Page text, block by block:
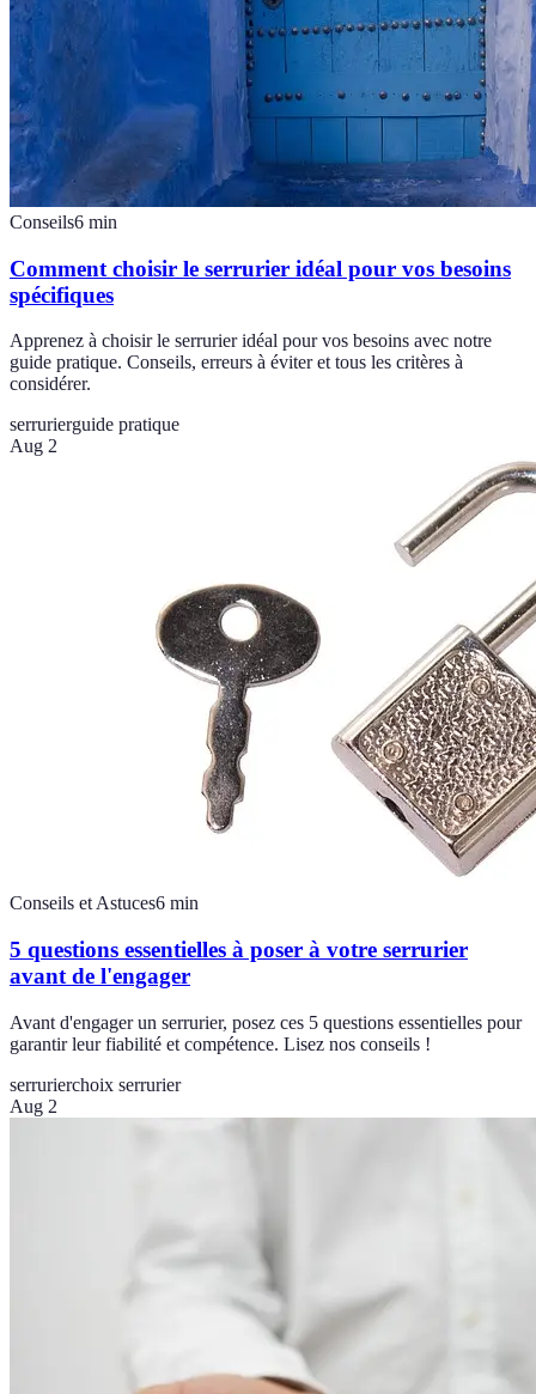
Conseils6 min
Comment choisir le serrurier idéal pour vos besoins
spécifiques
Apprenez à choisir le serrurier idéal pour vos besoins avec notre
guide pratique. Conseils, erreurs à éviter et tous les critères à
considérer.
serrurierguide pratique
Aug 2
Conseils et Astuces6 min
5 questions essentielles à poser à votre serrurier
avant de l'engager
Avant d'engager un serrurier, posez ces 5 questions essentielles pour
garantir leur fiabilité et compétence. Lisez nos conseils !
serrurierchoix serrurier
Aug 2